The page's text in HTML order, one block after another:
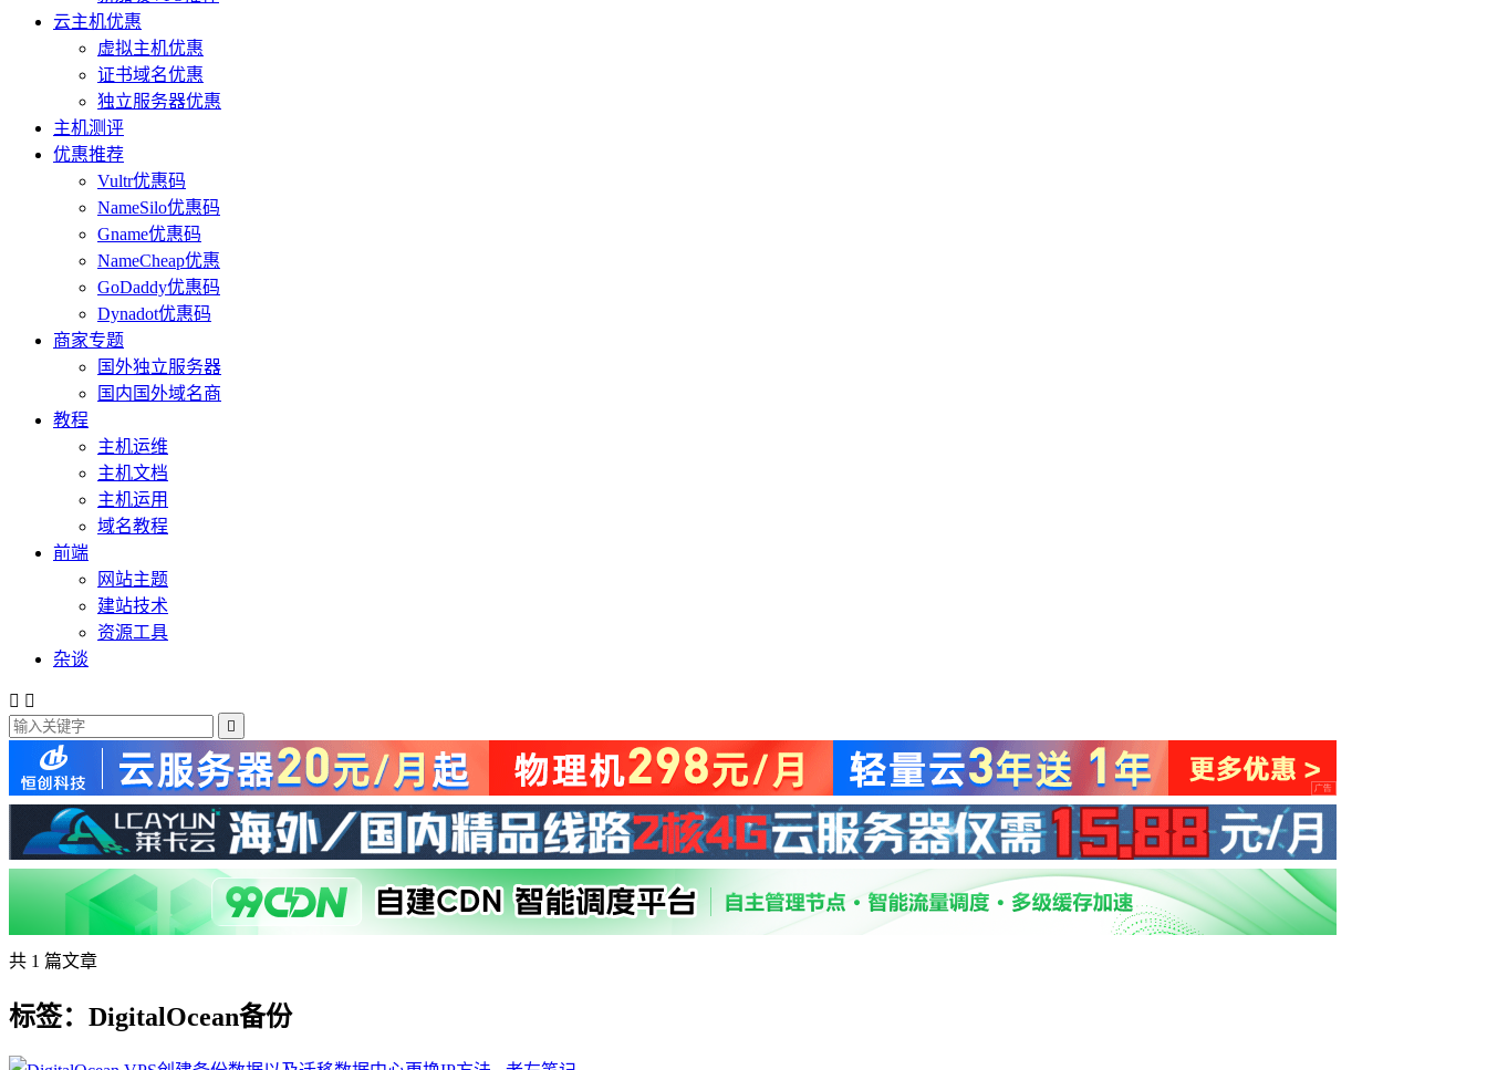
云主机优惠
虚拟主机优惠
证书域名优惠
独立服务器优惠
主机测评
优惠推荐
Vultr优惠码
NameSilo优惠码
Gname优惠码
NameCheap优惠
GoDaddy优惠码
Dynadot优惠码
商家专题
国外独立服务器
国内国外域名商
教程
主机运维
主机文档
主机运用
域名教程
前端
网站主题
建站技术
资源工具
杂谈
 

共 1 篇文章
标签：DigitalOcean备份